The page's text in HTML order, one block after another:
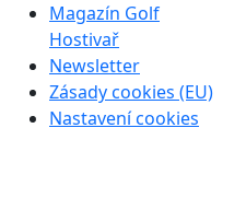
Magazín Golf
Hostivař
Newsletter
Zásady cookies (EU)
Nastavení cookies